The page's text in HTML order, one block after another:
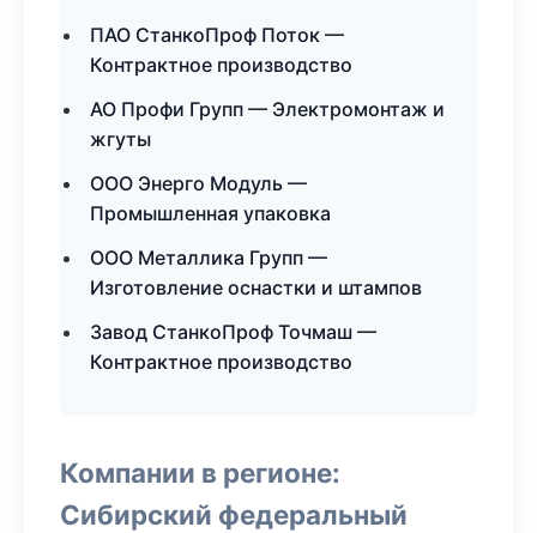
ПАО СтанкоПроф Поток —
Контрактное производство
АО Профи Групп — Электромонтаж и
жгуты
ООО Энерго Модуль —
Промышленная упаковка
ООО Металлика Групп —
Изготовление оснастки и штампов
Завод СтанкоПроф Точмаш —
Контрактное производство
Компании в регионе:
Сибирский федеральный